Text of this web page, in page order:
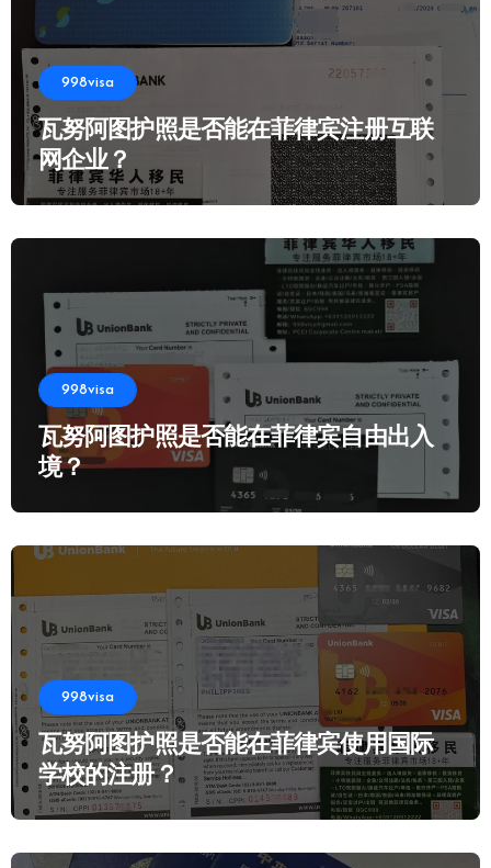
998visa
瓦努阿图护照是否能在菲律宾注册互联
网企业？
998visa
瓦努阿图护照是否能在菲律宾自由出入
境？
998visa
瓦努阿图护照是否能在菲律宾使用国际
学校的注册？